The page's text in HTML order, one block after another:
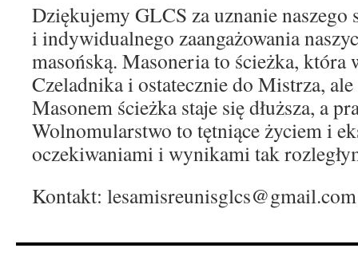
Dziękujemy GLCS za uznanie naszego
i indywidualnego zaangażowania
masońską. Masoneria to ścieżka, która
Czeladnika i ostatecznie do Mistrza,
Masonem ścieżka staje się dłuższa, a
Wolnomularstwo to tętniące życiem i
oczekiwaniami i wynikami tak
Kontakt: lesamisreunisglcs@gmail.com